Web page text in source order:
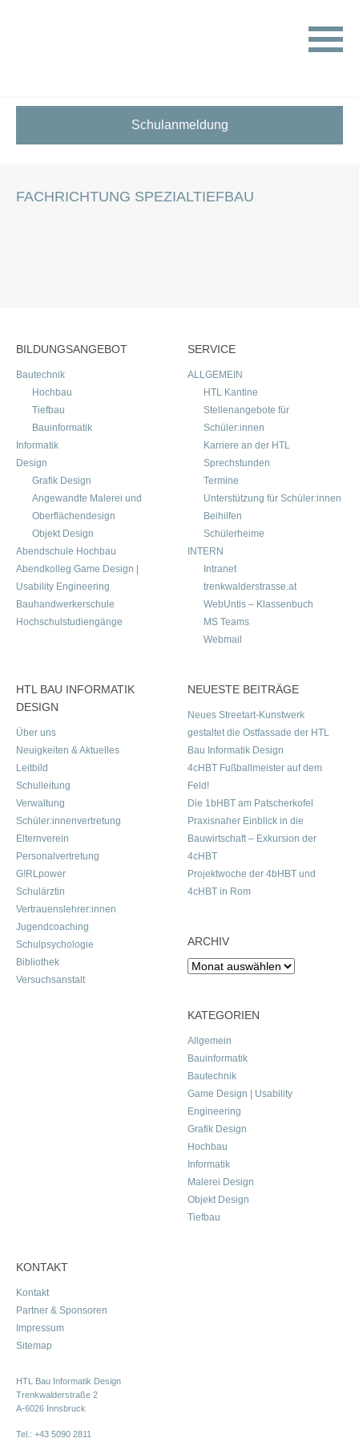
Schulanmeldung
FACHRICHTUNG SPEZIALTIEFBAU
BILDUNGSANGEBOT
Bautechnik
Hochbau
Tiefbau
Bauinformatik
Informatik
Design
Grafik Design
Angewandte Malerei und
Oberflächendesign
Objekt Design
Abendschule Hochbau
Abendkolleg Game Design |
Usability Engineering
Bauhandwerkerschule
Hochschulstudiengänge
SERVICE
ALLGEMEIN
HTL Kantine
Stellenangebote für
Schüler:innen
Karriere an der HTL
Sprechstunden
Termine
Unterstützung für Schüler:innen
Beihilfen
Schülerheime
INTERN
Intranet
trenkwalderstrasse.at
WebUntis – Klassenbuch
MS Teams
Webmail
HTL BAU INFORMATIK
DESIGN
Über uns
Neuigkeiten & Aktuelles
Leitbild
Schulleitung
Verwaltung
Schüler:innenvertretung
Elternverein
Personalvertretung
G!RLpower
Schulärztin
Vertrauenslehrer:innen
Jugendcoaching
Schulpsychologie
Bibliothek
Versuchsanstalt
NEUESTE BEITRÄGE
Neues Streetart-Kunstwerk
gestaltet die Ostfassade der HTL
Bau Informatik Design
4cHBT Fußballmeister auf dem
Feld!
Die 1bHBT am Patscherkofel
Praxisnaher Einblick in die
Bauwirtschaft – Exkursion der
4cHBT
Projektwoche der 4bHBT und
4cHBT in Rom
ARCHIV
Archiv
KATEGORIEN
Allgemein
Bauinformatik
Bautechnik
Game Design | Usability
Engineering
Grafik Design
Hochbau
Informatik
Malerei Design
Objekt Design
Tiefbau
KONTAKT
Kontakt
Partner & Sponsoren
Impressum
Sitemap
HTL Bau Informatik Design
Trenkwalderstraße 2
A-6026 Innsbruck
Tel.: +43 5090 2811